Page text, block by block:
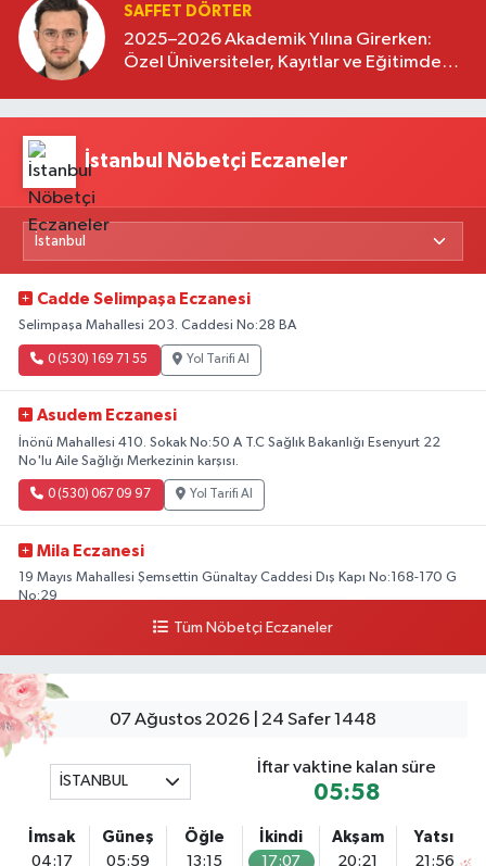
SAFFET DÖRTER
2025–2026 Akademik Yılına Girerken:
Özel Üniversiteler, Kayıtlar ve Eğitimde
İstanbul Nöbetçi Eczaneler
Cadde Selimpaşa Eczanesi
Selimpaşa Mahallesi 203. Caddesi No:28 BA
0 (530) 169 71 55 Yol Tarifi Al
Asudem Eczanesi
İnönü Mahallesi 410. Sokak No:50 A T.C Sağlık Bakanlığı Esenyurt 22
No'lu Aile Sağlığı Merkezinin karşısı.
0 (530) 067 09 97 Yol Tarifi Al
Mila Eczanesi
19 Mayıs Mahallesi Şemsettin Günaltay Caddesi Dış Kapı No:168-170 G
No:29
Yol Tarifi Al
Kasımpaşa Eczanesi
Yahya Kahya Mahallesi Kasımpaşa Bostanı Sokak 18A Mutfak Ekipmanları
Satan Dükkanların Olduğu Caddede Denizbank'ın Karşısı, Albaraka'nın
0 (212) 253 77 44
3.İstanbul Eczanesi
Tüm Nöbetçi Eczaneler
07 Ağustos 2026 | 24 Safer 1448
İSTANBUL
İftar vaktine kalan süre
05:58
İmsak
04:17
Güneş
05:59
Öğle
13:15
İkindi
17:07
Akşam
20:21
Yatsı
21:56